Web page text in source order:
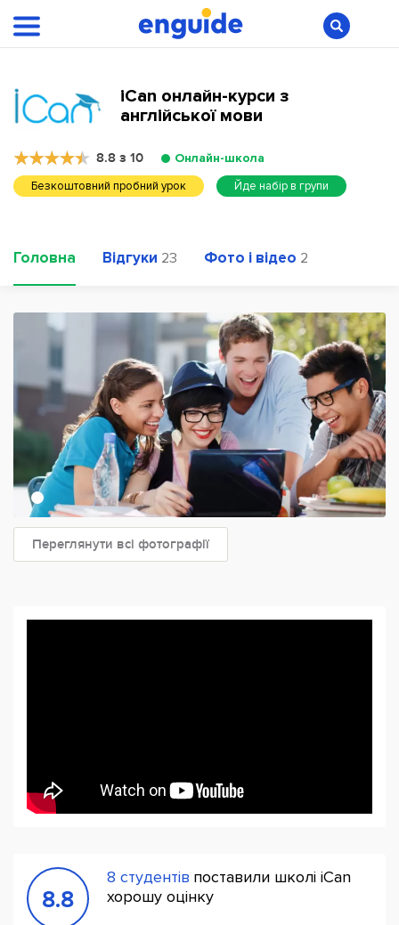
iCan онлайн-курси з
англійської мови
8.8 з 10 Онлайн-школа
Безкоштовний пробний урок Йде набір в групи
Головна Відгуки 23 Фото і відео 2
Переглянути всі фотографії
8.8
8 студентів поставили школі iCan
хорошу оцінку